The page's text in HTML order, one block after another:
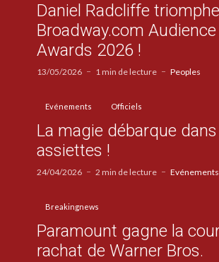
Daniel Radcliffe
Broadway.com
Awards 2026 !
13/05/2026 1 min de lecture Peoples
Evénements Officiels
La magie débarque
assiettes !
24/04/2026 2 min de lecture Evénements
Breakingnews
Paramount gagne la
rachat de Warner Bros.